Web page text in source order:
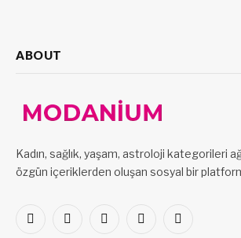
ABOUT
Kadın, sağlık, yaşam, astroloji kategorileri
özgün içeriklerden oluşan sosyal bir
Facebook
X
PinterestLinkedInVKontakte